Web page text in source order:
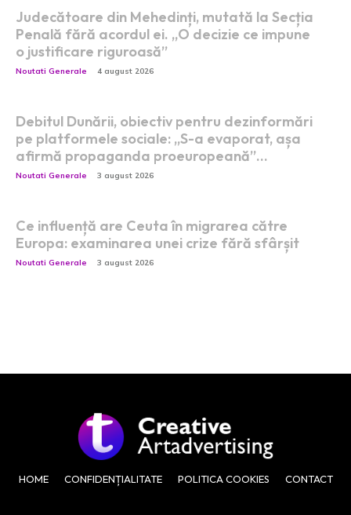
Judecătoare din Mehedinți, mutată la Secția
Penală fără acordul ei. „O decizie ce impune
o justificare riguroasă”
Noutati Generale 4 august 2026
Debitul Dunării, obiectiv pentru dezinformări
pe platformele sociale: „S-a evaporat, așa
afirmă propaganda proeuropeană”…
Noutati Generale 3 august 2026
Ce influență are Ceuta în migrarea către
Europa: examinarea unei crize fără sfârșit
Noutati Generale 3 august 2026
HOME CONFIDENȚIALITATE POLITICA COOKIES CONTACT